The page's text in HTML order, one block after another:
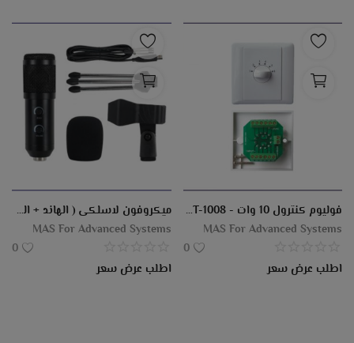
فوليوم كنترول 10 وات - OBT-1008
MAS For Advanced Systems
0
اطلب عرض سعر
ميكروفون لاسلكى ( الهاند + القاعدة ) هاند عادى او مشبك
MAS For Advanced Systems
0
اطلب عرض سعر